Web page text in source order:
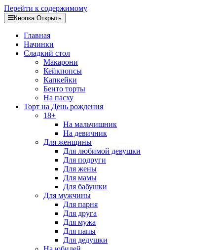
Перейти к содержимому
Кнопка Открыть
Главная
Начинки
Сладкий стол
Макарони
Кейкпопсы
Капкейки
Бенто торты
На пасху
Торт на День рождения
18+
На мальчишник
На девичник
Для женщины
Для любимой девушки
Для подруги
Для жены
Для мамы
Для бабушки
Для мужчины
Для парня
Для друга
Для мужа
Для папы
Для дедушки